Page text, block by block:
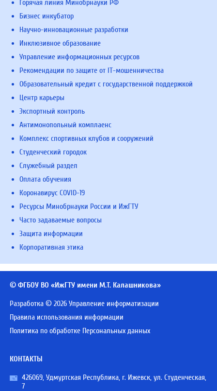
Горячая линия Минобрнауки РФ
Бизнес инкубатор
Научно-инновационные разработки
Инклюзивное образование
Управление информационных ресурсов
Рекомендации по защите от IT-мошенничества
Образовательный кредит с государственной поддержкой
Центр карьеры
Экспортный контроль
Антимонопольный комплаенс
Комплекс спортивных клубов и сооружений
Студенческий городок
Служебный раздел
Оплата обучения
Коронавирус COVID-19
Ресурсы Минобрнауки России и ИжГТУ
Часто задаваемые вопросы
Защита информации
Корпоративная этика
© ФГБОУ ВО «ИжГТУ имени М.Т. Калашникова»
Разработка © 2026 Управление информатизации
Правила использования информации
Политика по обработке Персональных данных
КОНТАКТЫ
426069, Удмуртская Республика, г. Ижевск, ул. Студенческая,
7